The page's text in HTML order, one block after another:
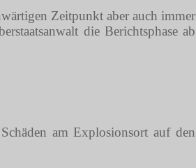
Zeitpunkt aber auch immer
die Berichtsphase ab
am Explosionsort auf den